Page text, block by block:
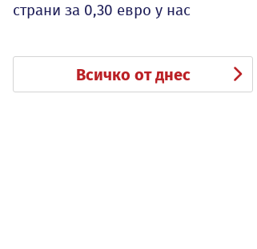
страни за 0,30 евро у нас
Всичко от днес